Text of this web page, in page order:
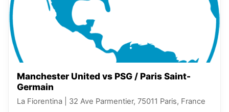
Manchester United vs PSG / Paris Saint-
Germain
La Fiorentina 32 Ave Parmentier, 75011 Paris, France